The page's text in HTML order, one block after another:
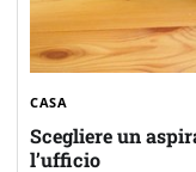
CASA
Scegliere un
l’ufficio